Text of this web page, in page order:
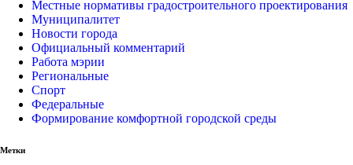
Местные нормативы градостроительного проектирования
Муниципалитет
Новости города
Официальный комментарий
Работа мэрии
Региональные
Спорт
Федеральные
Формирование комфортной городской среды
Метки